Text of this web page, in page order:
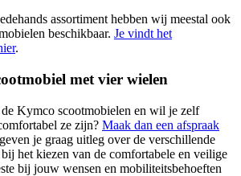
assortiment hebben wij meestal ook
beschikbaar. Je vindt het
.
met vier wielen
Kymco scootmobielen en wil je zelf
ze zijn? Maak dan een afspraak
je graag uitleg over de verschillende
het kiezen van de comfortabele en veilige
bij jouw wensen en mobiliteitsbehoeften